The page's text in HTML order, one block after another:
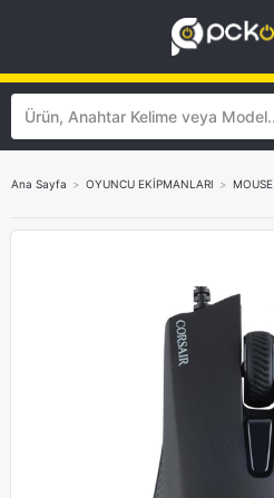
Ana Sayfa > OYUNCU EKİPMANLARI > MOUSE